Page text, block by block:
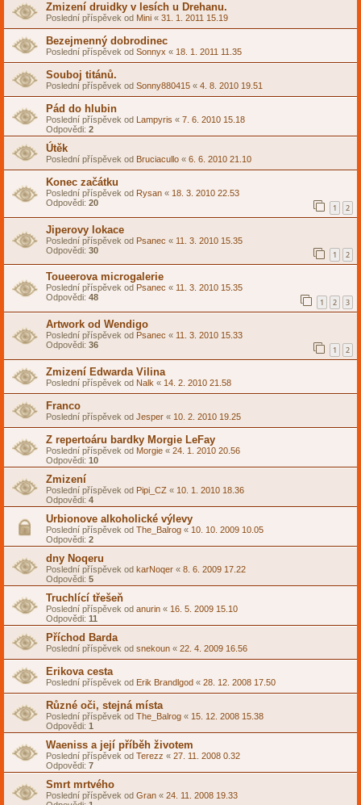
Zmizení druidky v lesích u Drehanu.
Poslední příspěvek od Mini « 31. 1. 2011 15.19
Bezejmenný dobrodinec
Poslední příspěvek od Sonnyx « 18. 1. 2011 11.35
Souboj titánů.
Poslední příspěvek od Sonny880415 « 4. 8. 2010 19.51
Pád do hlubin
Poslední příspěvek od Lampyris « 7. 6. 2010 15.18
Odpovědi: 2
Útěk
Poslední příspěvek od Bruciacullo « 6. 6. 2010 21.10
Konec začátku
Poslední příspěvek od Rysan « 18. 3. 2010 22.53
Odpovědi: 20 1 2
Jiperovy lokace
Poslední příspěvek od Psanec « 11. 3. 2010 15.35
Odpovědi: 30 1 2
Toueerova microgalerie
Poslední příspěvek od Psanec « 11. 3. 2010 15.35
Odpovědi: 48 1 2 3
Artwork od Wendigo
Poslední příspěvek od Psanec « 11. 3. 2010 15.33
Odpovědi: 36 1 2
Zmizení Edwarda Vilina
Poslední příspěvek od Nalk « 14. 2. 2010 21.58
Franco
Poslední příspěvek od Jesper « 10. 2. 2010 19.25
Z repertoáru bardky Morgie LeFay
Poslední příspěvek od Morgie « 24. 1. 2010 20.56
Odpovědi: 10
Zmizení
Poslední příspěvek od Pipi_CZ « 10. 1. 2010 18.36
Odpovědi: 4
Urbionove alkoholické výlevy
Poslední příspěvek od The_Balrog « 10. 10. 2009 10.05
Odpovědi: 2
dny Noqeru
Poslední příspěvek od karNoqer « 8. 6. 2009 17.22
Odpovědi: 5
Truchlící třešeň
Poslední příspěvek od anurin « 16. 5. 2009 15.10
Odpovědi: 11
Příchod Barda
Poslední příspěvek od snekoun « 22. 4. 2009 16.56
Erikova cesta
Poslední příspěvek od Erik Brandlgod « 28. 12. 2008 17.50
Různé oči, stejná místa
Poslední příspěvek od The_Balrog « 15. 12. 2008 15.38
Odpovědi: 1
Waeniss a její příběh životem
Poslední příspěvek od Terezz « 27. 11. 2008 0.32
Odpovědi: 7
Smrt mrtvého
Poslední příspěvek od Gran « 24. 11. 2008 19.33